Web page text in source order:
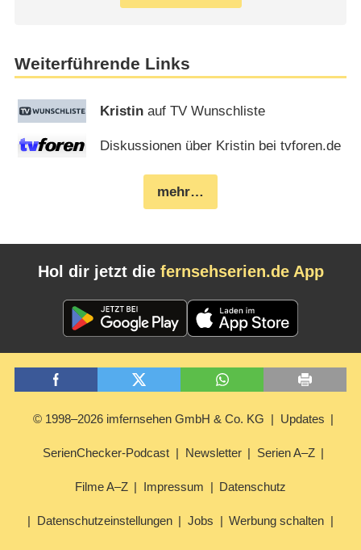
Weiterführende Links
Kristin auf TV Wunschliste
Diskussionen über Kristin bei tvforen.de
mehr…
Hol dir jetzt die fernsehserien.de App
© 1998–2026 imfernsehen GmbH & Co. KG Updates
SerienChecker-Podcast Newsletter Serien A–Z
Filme A–Z Impressum Datenschutz
Datenschutzeinstellungen Jobs Werbung schalten